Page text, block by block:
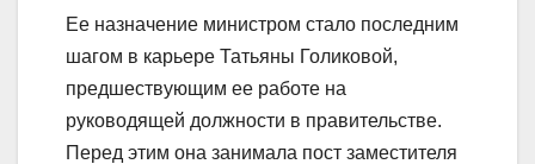
Ее назначение министром стало последним
шагом в карьере Татьяны Голиковой,
предшествующим ее работе на
руководящей должности в правительстве.
Перед этим она занимала пост заместителя